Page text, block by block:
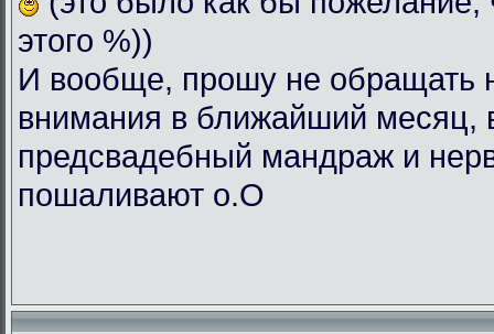
этого %))
И вообще, прошу не обращать
внимания в ближайший месяц,
предсвадебный мандраж и
пошаливают о.О